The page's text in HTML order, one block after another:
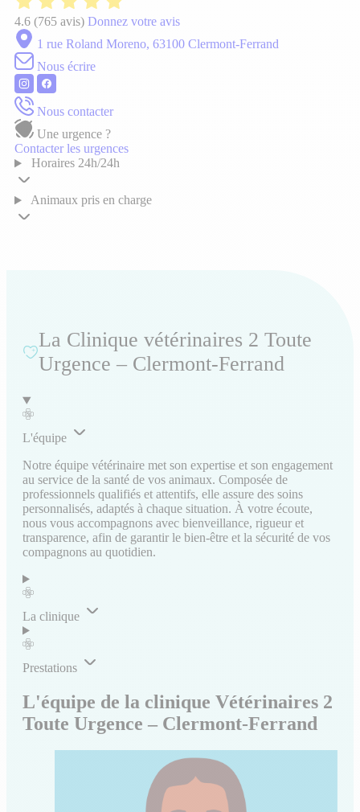
4.6 (765 avis) Donnez votre avis
1 rue Roland Moreno, 63100 Clermont-Ferrand
Nous écrire
Nous contacter
Une urgence ?
Contacter les urgences
Horaires 24h/24h
Animaux pris en charge
La Clinique vétérinaires 2 Toute
Urgence – Clermont-Ferrand
L'équipe
Notre équipe vétérinaire met son expertise et son engagement
au service de la santé de vos animaux. Composée de
professionnels qualifiés et attentifs, elle assure des soins
personnalisés, adaptés à chaque situation. À votre écoute,
nous vous accompagnons avec bienveillance, rigueur et
transparence, afin de garantir le bien-être et la sécurité de vos
compagnons au quotidien.
La clinique
Prestations
L'équipe de la clinique Vétérinaires 2
Toute Urgence – Clermont-Ferrand